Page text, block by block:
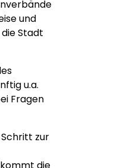
und
Stadt
u.a.
Fragen
zur